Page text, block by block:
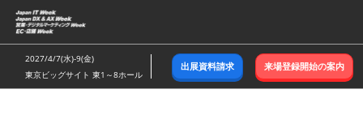
ス
キ
ッ
し
2027/4/7(水)-9(金)
東京ビッグサイト 東1～8ホール
出展資料請求 来場登録開始の案内